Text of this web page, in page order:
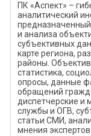
ПК «Аспект» –
аналитический
и анализа
субъективных
карте региона,
районы.
статистика,
опросы, данные
обращений
диспетчерские и
службы и ОГВ,
статьи СМИ,
мнения экспертов